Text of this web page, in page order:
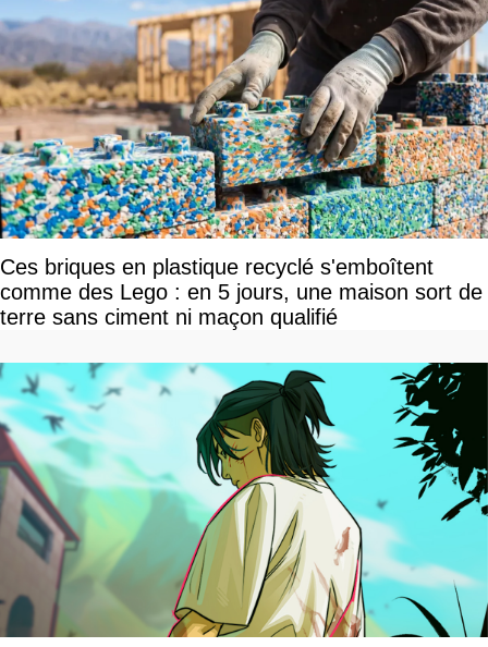
Ces briques en plastique recyclé s'emboîtent
comme des Lego : en 5 jours, une maison sort de
terre sans ciment ni maçon qualifié